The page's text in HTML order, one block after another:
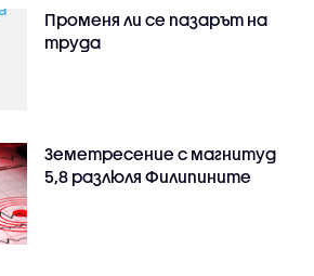
Променя ли се пазарът на
труда
Земетресение с магнитуд
5,8 разлюля Филипините